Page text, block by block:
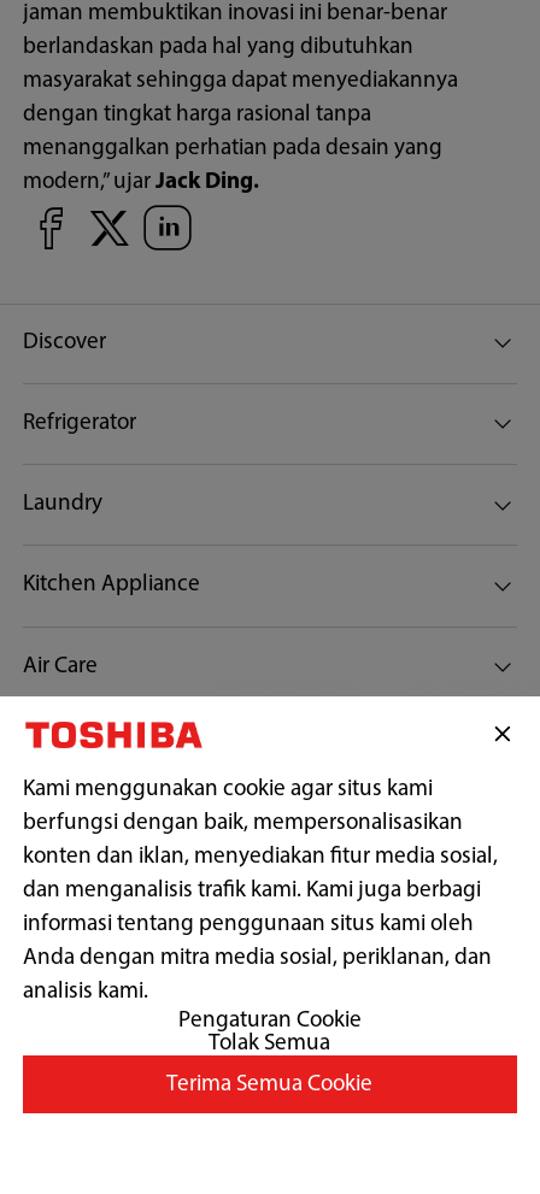
jaman membuktikan inovasi ini benar-benar
berlandaskan pada hal yang dibutuhkan
masyarakat sehingga dapat menyediakannya
dengan tingkat harga rasional tanpa
menanggalkan perhatian pada desain yang
modern,” ujarJack Ding.
Discover
Refrigerator
Laundry
Kitchen Appliance
Air Care
Customer Support
Tetap terhubung dengan kami
Copyright© 2026 PT Midea Electronics Indonesia, All Rights
Reserved.
Syarat Penggunaan
Preferensi Cookie
Kami menggunakan cookie agar situs kami
berfungsi dengan baik, mempersonalisasikan
konten dan iklan, menyediakan fitur media sosial,
dan menganalisis trafik kami. Kami juga berbagi
informasi tentang penggunaan situs kami oleh
Anda dengan mitra media sosial, periklanan, dan
analisis kami.
Pengaturan Cookie
Tolak Semua
Terima Semua Cookie